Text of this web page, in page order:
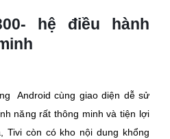
hệ điều hành
Android cùng giao diện dễ sử
năng rất thông minh và tiện lợi
Tivi còn có kho nội dung khổng